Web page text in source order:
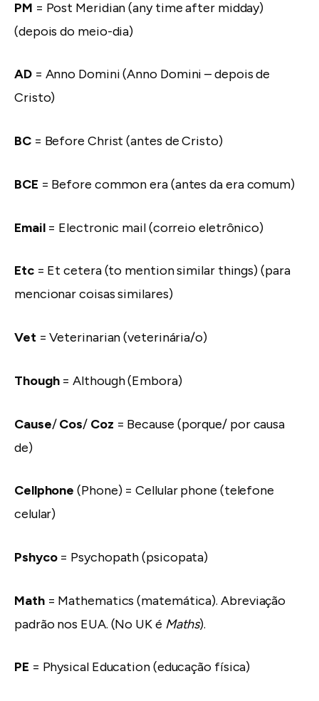
PM = Post Meridian (any time after midday)
(depois do meio-dia)
AD = Anno Domini (Anno Domini – depois de
Cristo)
BC = Before Christ (antes de Cristo)
BCE = Before common era (antes da era comum)
Email = Electronic mail (correio eletrônico)
Etc = Et cetera (to mention similar things) (para
mencionar coisas similares)
Vet = Veterinarian (veterinária/o)
Though = Although (Embora)
Cause/Cos/ Coz = Because (porque/ por causa
de)
Cellphone(Phone) = Cellular phone (telefone
celular)
Pshyco = Psychopath (psicopata)
Math = Mathematics (matemática). Abreviação
padrão nos EUA. (No UK é Maths).
PE = Physical Education (educação física)